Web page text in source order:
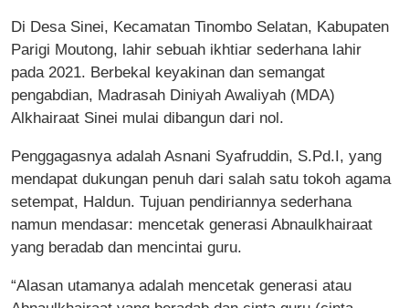
Di Desa Sinei, Kecamatan Tinombo Selatan, Kabupaten
Parigi Moutong, lahir sebuah ikhtiar sederhana lahir
pada 2021. Berbekal keyakinan dan semangat
pengabdian, Madrasah Diniyah Awaliyah (MDA)
Alkhairaat Sinei mulai dibangun dari nol.
Penggagasnya adalah Asnani Syafruddin, S.Pd.I, yang
mendapat dukungan penuh dari salah satu tokoh agama
setempat, Haldun. Tujuan pendiriannya sederhana
namun mendasar: mencetak generasi Abnaulkhairaat
yang beradab dan mencintai guru.
“Alasan utamanya adalah mencetak generasi atau